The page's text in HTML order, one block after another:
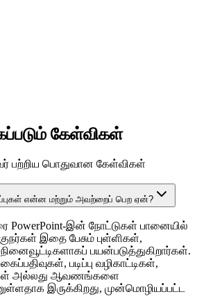
கேள்விகள்
பற்றிய பொதுவான கேள்விகள்
என்ன மற்றும் அவற்றைப் பெற ஏன்?
PowerPoint-இன் நோட்டுகள் பானையில்
இதை பேசும் புள்ளிகள்,
பயன்படுத்துகிறார்கள்.
படிப்பு வழிகாட்டிகள்,
அல்லது ஆவணங்களை
இருக்கிறது, முன்மொழியப்பட்ட